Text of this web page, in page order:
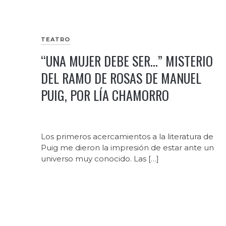
TEATRO
“UNA MUJER DEBE SER…” MISTERIO
DEL RAMO DE ROSAS DE MANUEL
PUIG, POR LÍA CHAMORRO
Los primeros acercamientos a la literatura de
Puig me dieron la impresión de estar ante un
universo muy conocido. Las […]